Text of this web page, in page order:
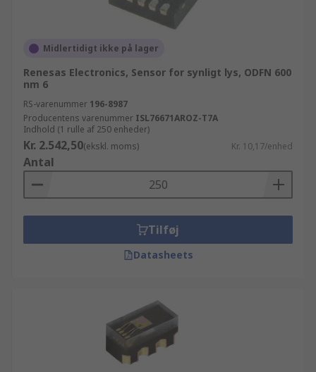
Midlertidigt ikke på lager
Renesas Electronics, Sensor for synligt lys, ODFN 600
nm 6
RS-varenummer 196-8987
Producentens varenummer ISL76671AROZ-T7A
Indhold (1 rulle af 250 enheder)
Kr. 2.542,50(ekskl. moms) Kr. 10,17/enhed
Antal
Tilføj
Datasheets